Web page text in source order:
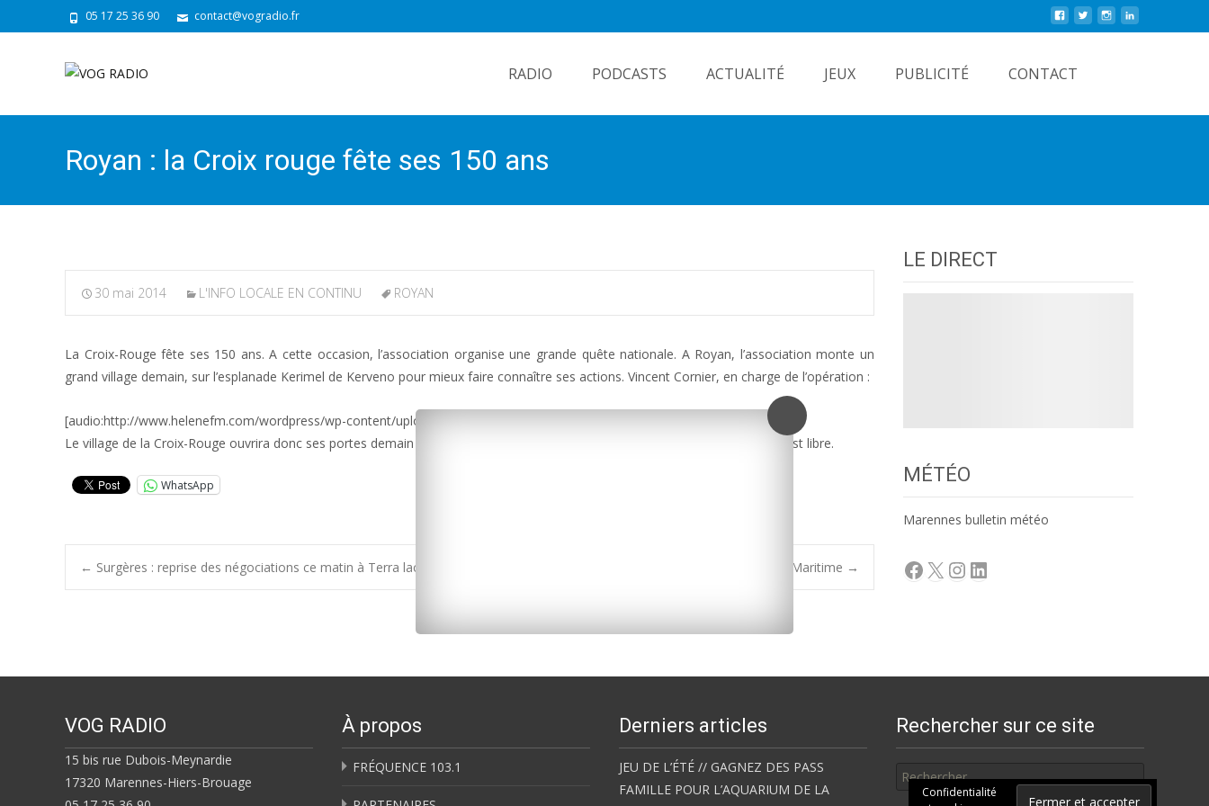
05 17 25 36 90 contact@vogradio.fr
RADIO PODCASTS ACTUALITÉ JEUX PUBLICITÉ CONTACT
Royan : la Croix rouge fête ses 150 ans
30 mai 2014 L'INFO LOCALE EN CONTINU ROYAN
La Croix-Rouge fête ses 150 ans. A cette occasion, l’association organise une grande quête nationale. A Royan, l’association monte un
grand village demain, sur l’esplanade Kerimel de Kerveno pour mieux faire connaître ses actions. Vincent Cornier, en charge de l’opération :
[audio:http://www.helenefm.com/wordpress/wp-content/uploads/2014/05/Croixrouge-3105.mp3]
Le village de la Croix-Rouge ouvrira donc ses portes demain de 10h à 18h, esplanade Kerimel de Kerveno à Royan. L’entrée est libre.
WhatsApp
Post
← Surgères : reprise des négociations ce matin à Terra lacta Chômage : baisse de -1% en Charente-Maritime →
LE DIRECT
MÉTÉO
Marennes bulletin météo
Facebook
X Instagram
LinkedIn
VOG RADIO
15 bis rue Dubois-Meynardie
17320 Marennes-Hiers-Brouage
À propos
FRÉQUENCE 103.1
Derniers articles
JEU DE L’ÉTÉ // GAGNEZ DES PASS
FAMILLE POUR L’AQUARIUM DE LA
Rechercher sur ce site
Confidentialité